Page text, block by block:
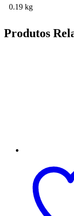
0.19 kg
Produtos